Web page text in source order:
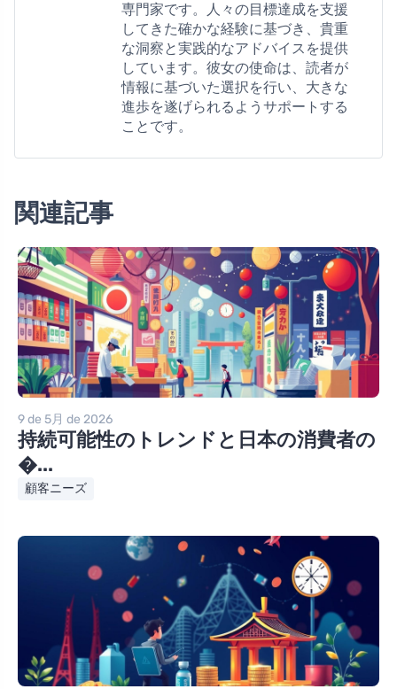
専門家です。人々の目標達成を支援
してきた確かな経験に基づき、貴重
な洞察と実践的なアドバイスを提供
しています。彼女の使命は、読者が
情報に基づいた選択を行い、大きな
進歩を遂げられるようサポートする
ことです。
関連記事
9 de 5月 de 2026
持続可能性のトレンドと日本の消費者の
�...
顧客ニーズ